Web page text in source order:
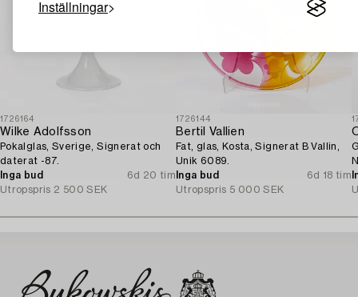
Inställningar
1726164
Wilke Adolfsson
Pokalglas, Sverige, Signerat och
daterat -87.
Inga bud
6d 20 tim
Utropspris 2 500 SEK
1726144
Bertil Vallien
Fat, glas, Kosta, Signerat B Vallin,
Unik 6089.
Inga bud
6d 18 tim
Utropspris 5 000 SEK